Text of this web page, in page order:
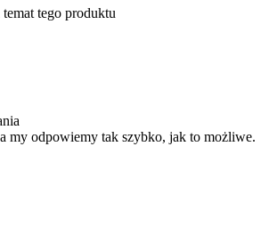
tego produktu
my odpowiemy tak szybko, jak to możliwe.